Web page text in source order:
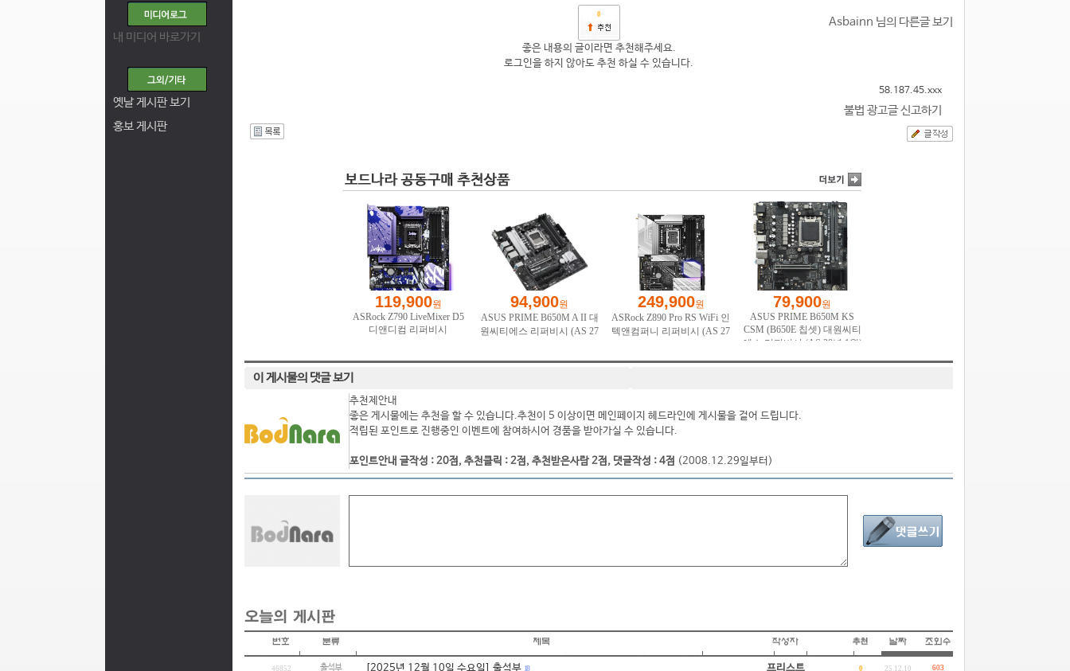
내 미디어 바로가기
옛날 게시판 보기
홍보 게시판
0
Asbainn 님의 다른글 보기
좋은 내용의 글이라면 추천해주세요.
로그인을 하지 않아도 추천 하실 수 있습니다.
58.187.45.xxx
불법 광고글 신고하기
이 게시물의 댓글 보기
추천제안내
좋은 게시물에는 추천을 할 수 있습니다.추천이 5 이상이면 메인페이지 헤드라인에 게시물을 걸어 드립니다.
적립된 포인트로 진행중인 이벤트에 참여하시어 경품을 받아가실 수 있습니다.
포인트안내 글작성 : 20점, 추천클릭 : 2점, 추천받은사람 2점, 댓글작성 : 4점 (2008.12.29일부터)
46852 출석부 [2025년 12월 10일 수요일] 출석부 18 프리스트 0 25.12.10 603